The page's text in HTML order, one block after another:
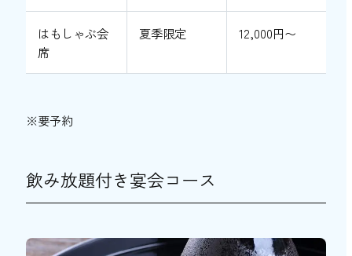
はもしゃぶ会
席
夏季限定 12,000円〜
※要予約
飲み放題付き宴会コース